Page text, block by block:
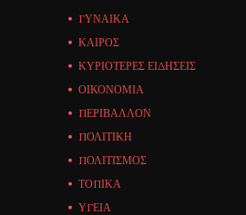
ΓΥΝΑΙΚΑ
ΚΑΙΡΟΣ
ΚΥΡΙΟΤΕΡΕΣ ΕΙΔΗΣΕΙΣ
ΟΙΚΟΝΟΜΙΑ
ΠΕΡΙΒΑΛΛΟΝ
ΠΟΛΙΤΙΚΗ
ΠΟΛΙΤΙΣΜΟΣ
ΤΟΠΙΚΑ
ΥΓΕΙΑ